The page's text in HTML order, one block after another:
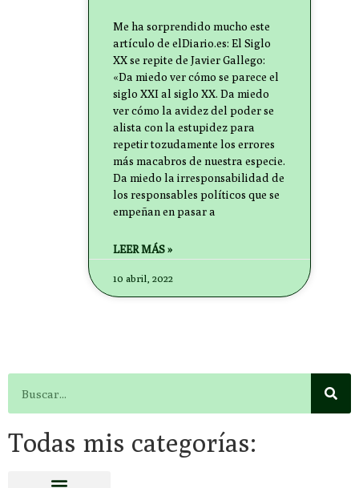
Me ha sorprendido mucho este
artículo de elDiario.es: El Siglo
XX se repite de Javier Gallego:
«Da miedo ver cómo se parece el
siglo XXI al siglo XX. Da miedo
ver cómo la avidez del poder se
alista con la estupidez para
repetir tozudamente los errores
más macabros de nuestra especie.
Da miedo la irresponsabilidad de
los responsables políticos que se
empeñan en pasar a
LEER MÁS »
10 abril, 2022
Todas mis categorías: